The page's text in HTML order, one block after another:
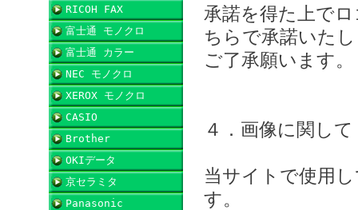
RICOH FAX
富士通 モノクロ
富士通 カラー
NEC モノクロ
XEROX モノクロ
CASIO
Brother
OKIデータ
京セラミタ
Panasonic
承諾を得た上で
ちらで承諾いた
ご了承願います。
４．画像に関して
当サイトで使用
す。